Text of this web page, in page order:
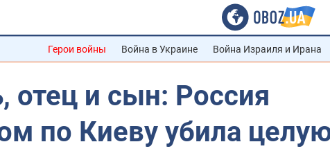
Герои войны Война в Украине Война Израиля и Ирана
отец и сын: Россия
по Киеву убила